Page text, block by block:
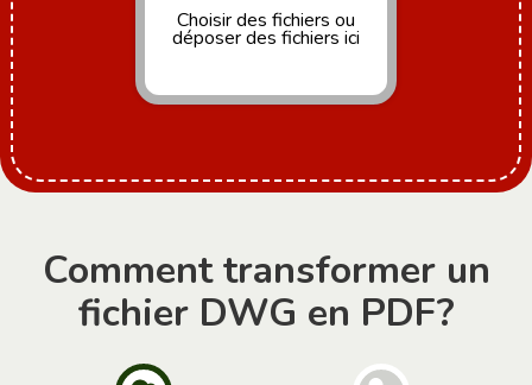
Choisir des fichiers ou
déposer des fichiers ici
Comment transformer un
fichier DWG en PDF?